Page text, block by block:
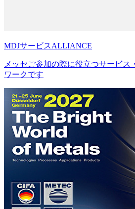
MDJサービスALLIANCE
メッセご参加の際に役立つサービス
ワークです